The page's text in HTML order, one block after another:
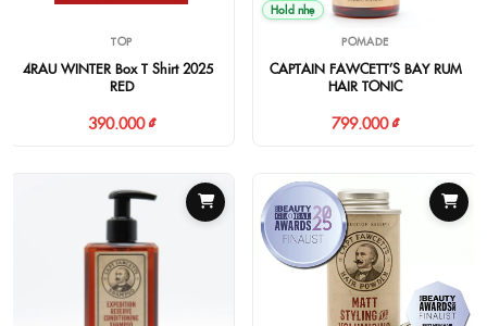
TOP
4RAU WINTER Box T-Shirt 2025 -
RED
390.000 ₫
Hold nhẹ
POMADE
CAPTAIN FAWCETT’S BAY RUM
HAIR TONIC
799.000 ₫